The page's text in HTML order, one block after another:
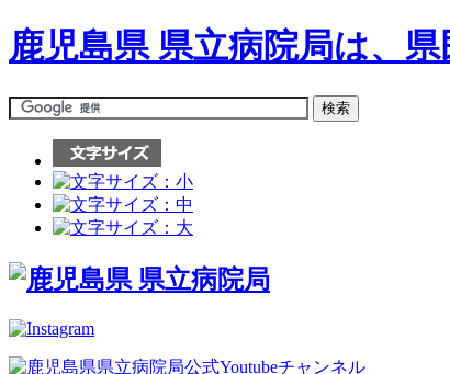
鹿児島県 県立病院局は、